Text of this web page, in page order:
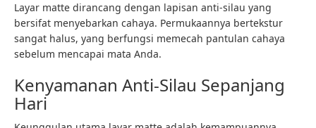
Layar matte dirancang dengan lapisan anti-silau yang
bersifat menyebarkan cahaya. Permukaannya bertekstur
sangat halus, yang berfungsi memecah pantulan cahaya
sebelum mencapai mata Anda.
Kenyamanan Anti-Silau Sepanjang
Hari